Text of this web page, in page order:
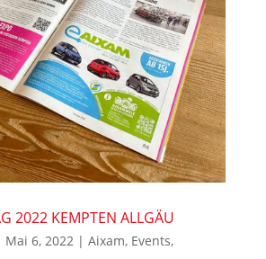
2022 KEMPTEN ALLGÄU
Mai 6, 2022 | Aixam, Events,